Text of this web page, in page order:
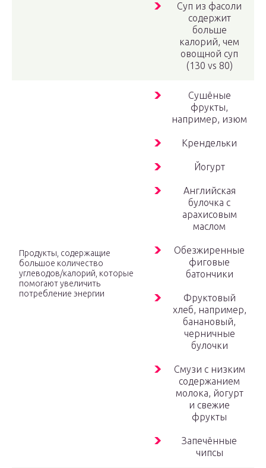
Суп из фасоли
содержит
больше
калорий, чем
овощной суп
(130 vs 80)
Продукты, содержащие
большое количество
углеводов/калорий, которые
помогают увеличить
потребление энергии
Сушёные
фрукты,
например, изюм
Крендельки
Йогурт
Английская
булочка с
арахисовым
маслом
Обезжиренные
фиговые
батончики
Фруктовый
хлеб, например,
банановый,
черничные
булочки
Смузи с низким
содержанием
молока, йогурт
и свежие
фрукты
Запечённые
чипсы